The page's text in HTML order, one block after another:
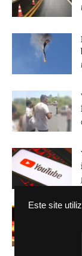
Este site